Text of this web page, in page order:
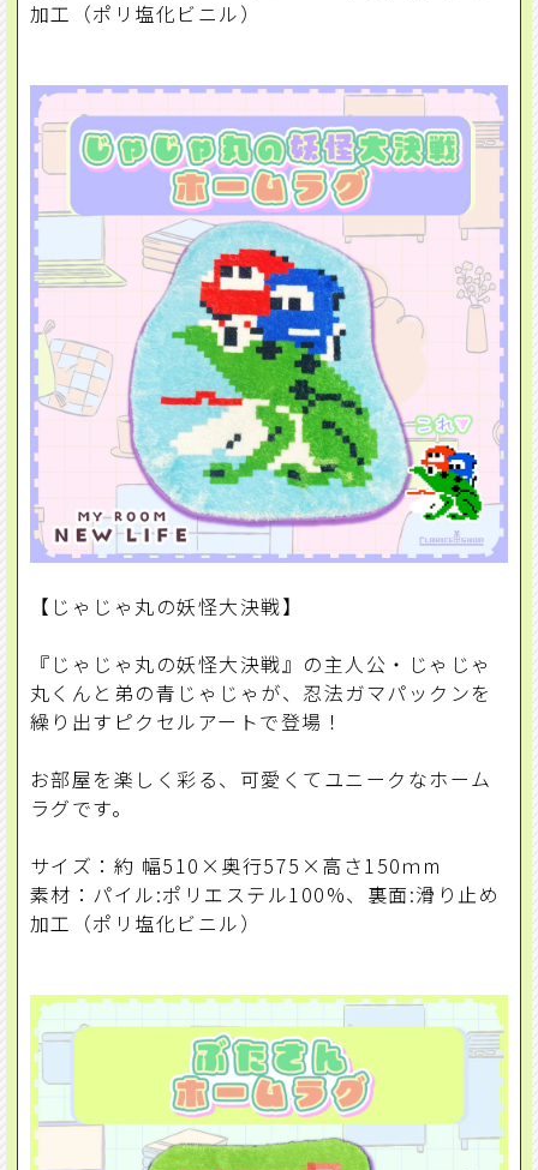
加工（ポリ塩化ビニル）
【じゃじゃ丸の妖怪大決戦】
『じゃじゃ丸の妖怪大決戦』の主人公・じゃじゃ
丸くんと弟の青じゃじゃが、忍法ガマパックンを
繰り出すピクセルアートで登場！
お部屋を楽しく彩る、可愛くてユニークなホーム
ラグです。
サイズ：約 幅510×奥行575×高さ150ｍm
素材：パイル:ポリエステル100%、裏面:滑り止め
加工（ポリ塩化ビニル）